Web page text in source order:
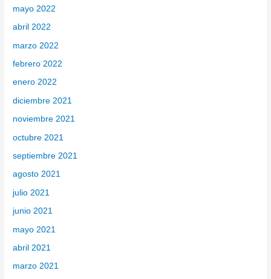
mayo 2022
abril 2022
marzo 2022
febrero 2022
enero 2022
diciembre 2021
noviembre 2021
octubre 2021
septiembre 2021
agosto 2021
julio 2021
junio 2021
mayo 2021
abril 2021
marzo 2021